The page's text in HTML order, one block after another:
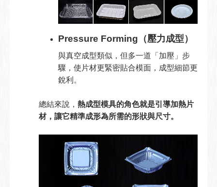
Pressure Forming（壓力成型）
與真空成型類似，但多一道「加壓」步
驟，使片材更緊密貼合模面，成型細節更
銳利。
總結來說， 熱成型模具的角色就是引導加熱片
材，讓它精準成形為所需的形狀與尺寸。